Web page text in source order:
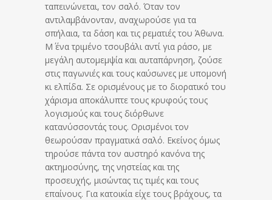
ταπεινώνεται, τον σαλό. Όταν τον
αντιλαμβάνονταν, αναχωρούσε για τα
σπήλαια, τα δάση και τις ρεματιές του Άθωνα.
Μ΄ ένα τριμένο τσουβάλι αντί για ράσο, με
μεγάλη αυτομεμψία και αυταπάρνηση, ζούσε
στις παγωνιές και τους καύσωνες με υπομονή
κι ελπίδα. Σε ορισμένους με το διορατικό του
χάρισμα αποκάλυπτε τους κρυφούς τους
λογισμούς και τους διόρθωνε
κατανύσσοντάς τους. Ορισμένοι τον
θεωρούσαν πραγματικά σαλό. Εκείνος όμως
τηρούσε πάντα τον αυστηρό κανόνα της
ακτημοσύνης, της νηστείας και της
προσευχής, μισώντας τις τιμές και τους
επαίνους. Για κατοικία είχε τους βράχους, τα